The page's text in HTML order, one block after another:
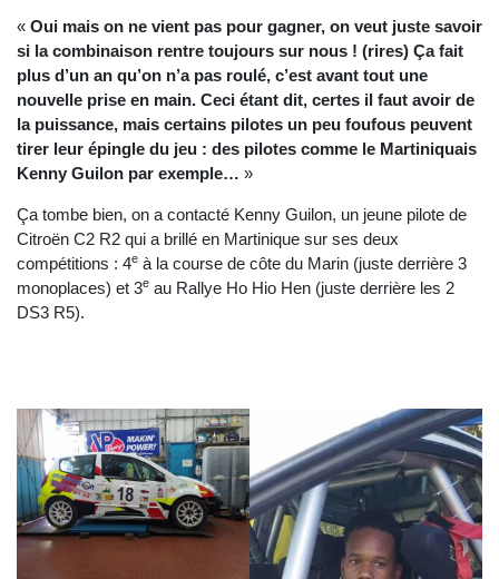
« Oui mais on ne vient pas pour gagner, on veut juste savoir
si la combinaison rentre toujours sur nous ! (rires) Ça fait
plus d’un an qu’on n’a pas roulé, c’est avant tout une
nouvelle prise en main. Ceci étant dit, certes il faut avoir de
la puissance, mais certains pilotes un peu foufous peuvent
tirer leur épingle du jeu : des pilotes comme le Martiniquais
Kenny Guilon par exemple… »
Ça tombe bien, on a contacté Kenny Guilon, un jeune pilote de
Citroën C2 R2 qui a brillé en Martinique sur ses deux
compétitions : 4e à la course de côte du Marin (juste derrière 3
monoplaces) et 3e au Rallye Ho Hio Hen (juste derrière les 2
DS3 R5).